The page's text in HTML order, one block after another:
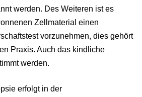
werden. Des Weiteren ist es
Zellmaterial einen
vorzunehmen, dies gehört
Praxis. Auch das kindliche
werden.
erfolgt in der